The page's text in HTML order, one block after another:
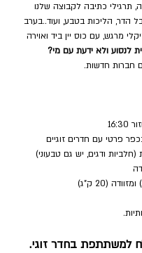
תרגילי כתיבה לקבוצה שלנו
הדר, הליכות בטבע, ועוד..בערב
מרגש, עם כוס יין ביד ואוירה
לנסוע ולא ידעת עם מי?
חברות חדשות.
פרטי עם חדרים זוגיים
ודגים, יש גם טבעוני)